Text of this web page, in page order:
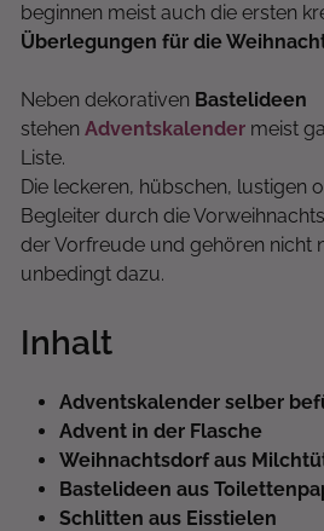
beginnen meist auch die ersten
Überlegungen für die
Neben dekorativen Bastelideen
stehen Adventskalender meist
Liste.
Die leckeren, hübschen, lustigen
Begleiter durch die
der Vorfreude und gehören nicht
unbedingt dazu.
Inhalt
Adventskalender selber
Advent in der Flasche
Weihnachtsdorf aus
Bastelideen aus
Schlitten aus Eisstielen